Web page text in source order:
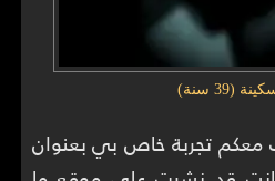
(39 سنة)
معكم تجربة خاص بي بعنوان